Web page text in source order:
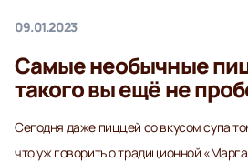
09.01.2023
Самые необычные
такого вы ещё не
Сегодня даже пиццей со вкусом супа
что уж говорить о традиционной